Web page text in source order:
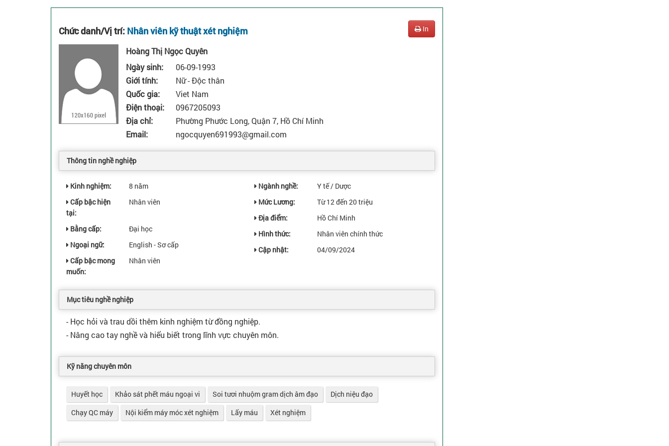
In
Chức danh/Vị trí: Nhân viên kỹ thuật xét nghiệm
Hoàng Thị Ngọc Quyên
Ngày sinh:
06-09-1993
Giới tính:
Nữ-Độc thân
Quốc gia:
Viet Nam
Điện thoại:
0967205093
Địa chỉ:
Phường Phước Long, Quận 7, Hồ Chí Minh
Email:
ngocquyen691993@gmail.com
Thông tin nghề nghiệp
Kinh nghiệm:
8 năm
Cấp bậc hiện
tại:
Nhân viên
Bằng cấp:
Đại học
Ngoại ngữ:
English - Sơ cấp
Cấp bậc mong
muốn:
Nhân viên
Ngành nghề:
Y tế / Dược
Mức Lương:
Từ 12 đến 20 triệu
Địa điểm:
Hồ Chí Minh
Hình thức:
Nhân viên chính thức
Cập nhật:
04/09/2024
Mục tiêu nghề nghiệp
- Học hỏi và trau dồi thêm kinh nghiệm từ đồng nghiệp.
- Nâng cao tay nghề và hiểu biết trong lĩnh vực chuyên môn.
Kỹ năng chuyên môn
Huyết học Khảo sát phết máu ngoại vi Soi tươi nhuộm gram dịch âm đạo
Dịch niệu đạo
Chạy QC máy
Nội kiểm máy móc xét nghiệm Lấy máu Xét nghiệm